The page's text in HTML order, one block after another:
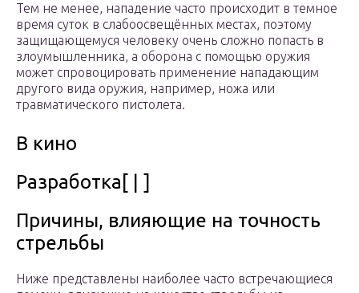
Тем не менее, нападение часто происходит в темное
время суток в слабоосвещённых местах, поэтому
защищающемуся человеку очень сложно попасть в
злоумышленника, а оборона с помощью оружия
может спровоцировать применение нападающим
другого вида оружия, например, ножа или
травматического пистолета.
В кино
Разработка[ | ]
Причины, влияющие на точность
стрельбы
Ниже представлены наиболее часто встречающиеся